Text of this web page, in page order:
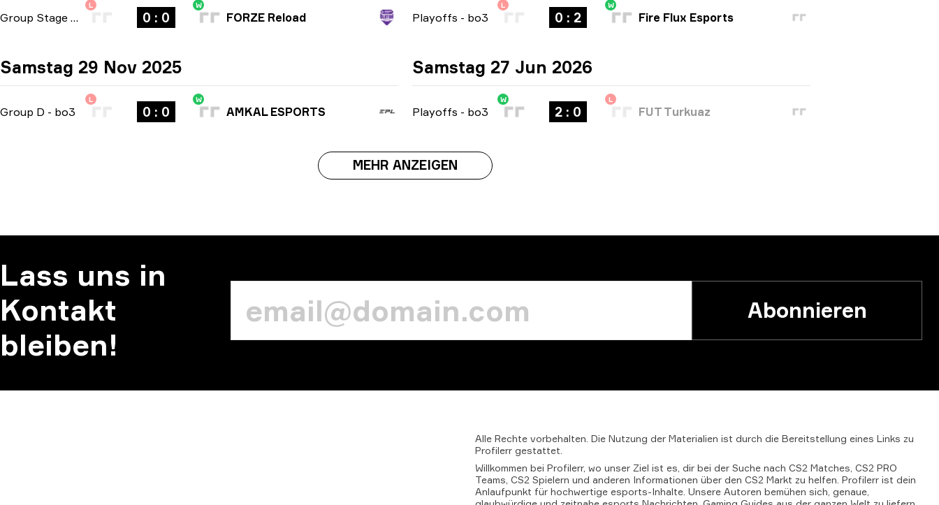
Group Stage
L
0 : 0
W
FORZE Reload
Samstag 29 Nov 2025
Group D - bo3
L
0 : 0
W
AMKAL ESPORTS
Playoffs - bo3
L
0 : 2
W
Fire Flux Esports
Samstag 27 Jun 2026
Playoffs - bo3
W
2 : 0
L
FUT Turkuaz
MEHR ANZEIGEN
Lass uns in
Kontakt
bleiben!
Abonnieren
Alle Rechte vorbehalten. Die Nutzung der Materialien ist durch die Bereitstellung eines Links zu
Profilerr gestattet.
Willkommen bei Profilerr, wo unser Ziel ist es, dir bei der Suche nach CS2 Matches, CS2 PRO
Teams, CS2 Spielern und anderen Informationen über den CS2 Markt zu helfen. Profilerr ist dein
Anlaufpunkt für hochwertige esports-Inhalte. Unsere Autoren bemühen sich, genaue,